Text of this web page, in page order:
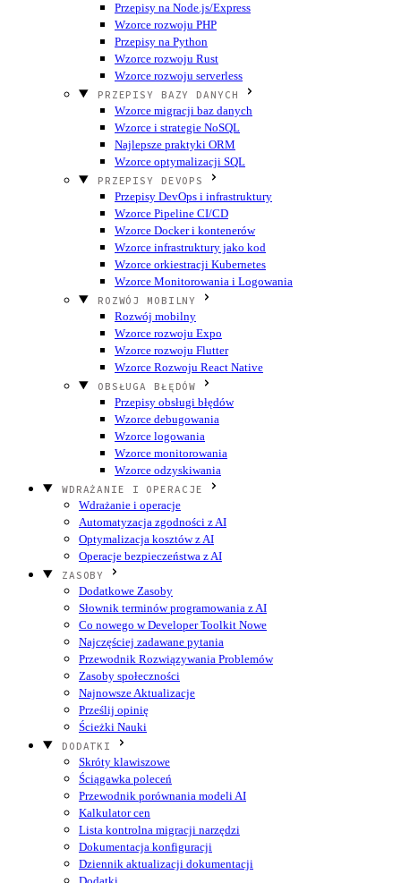
Przepisy na Node.js/Express
Wzorce rozwoju PHP
Przepisy na Python
Wzorce rozwoju Rust
Wzorce rozwoju serverless
PRZEPISY BAZY DANYCH
Wzorce migracji baz danych
Wzorce i strategie NoSQL
Najlepsze praktyki ORM
Wzorce optymalizacji SQL
PRZEPISY DEVOPS
Przepisy DevOps i infrastruktury
Wzorce Pipeline CI/CD
Wzorce Docker i kontenerów
Wzorce infrastruktury jako kod
Wzorce orkiestracji Kubernetes
Wzorce Monitorowania i Logowania
ROZWÓJ MOBILNY
Rozwój mobilny
Wzorce rozwoju Expo
Wzorce rozwoju Flutter
Wzorce Rozwoju React Native
OBSŁUGA BŁĘDÓW
Przepisy obsługi błędów
Wzorce debugowania
Wzorce logowania
Wzorce monitorowania
Wzorce odzyskiwania
WDRAŻANIE I OPERACJE
Wdrażanie i operacje
Automatyzacja zgodności z AI
Optymalizacja kosztów z AI
Operacje bezpieczeństwa z AI
ZASOBY
Dodatkowe Zasoby
Słownik terminów programowania z AI
Co nowego w Developer Toolkit Nowe
Najczęściej zadawane pytania
Przewodnik Rozwiązywania Problemów
Zasoby społeczności
Najnowsze Aktualizacje
Prześlij opinię
Ścieżki Nauki
DODATKI
Skróty klawiszowe
Ściągawka poleceń
Przewodnik porównania modeli AI
Kalkulator cen
Lista kontrolna migracji narzędzi
Dokumentacja konfiguracji
Dziennik aktualizacji dokumentacji